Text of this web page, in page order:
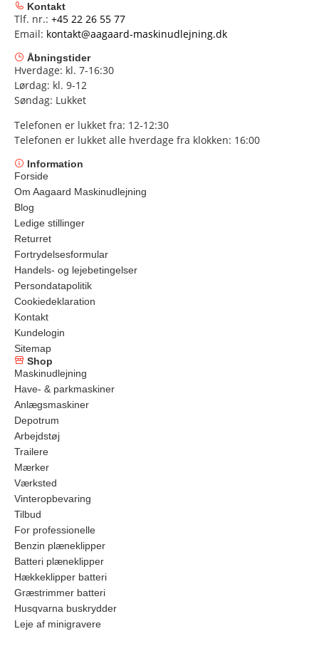
Kontakt
Tlf. nr.: +45 22 26 55 77
Email: kontakt@aagaard-maskinudlejning.dk
Åbningstider
Hverdage: kl. 7-16:30
Lørdag: kl. 9-12
Søndag: Lukket
Telefonen er lukket fra: 12-12:30
Telefonen er lukket alle hverdage fra klokken: 16:00
Information
Forside
Om Aagaard Maskinudlejning
Blog
Ledige stillinger
Returret
Fortrydelsesformular
Handels- og lejebetingelser
Persondatapolitik
Cookiedeklaration
Kontakt
Kundelogin
Sitemap
Shop
Maskinudlejning
Have- & parkmaskiner
Anlægsmaskiner
Depotrum
Arbejdstøj
Trailere
Mærker
Værksted
Vinteropbevaring
Tilbud
For professionelle
Benzin plæneklipper
Batteri plæneklipper
Hækkeklipper batteri
Græstrimmer batteri
Husqvarna buskrydder
Leje af minigravere